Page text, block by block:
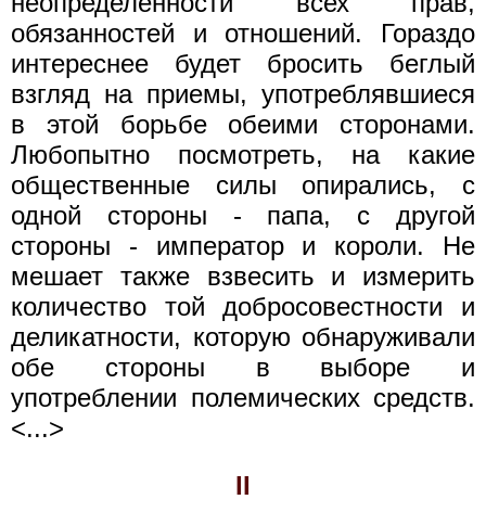
обязанностей и отношений. Гораздо
интереснее будет бросить беглый
взгляд на приемы, употреблявшиеся
в этой борьбе обеими сторонами.
Любопытно посмотреть, на какие
общественные силы опирались, с
одной стороны - папа, с другой
стороны - император и короли. Не
мешает также взвесить и измерить
количество той добросовестности и
деликатности, которую обнаруживали
обе стороны в выборе и
употреблении полемических средств.
<...>
II